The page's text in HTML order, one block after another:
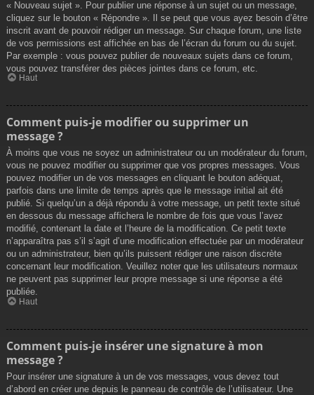
« Nouveau sujet ». Pour publier une réponse à un sujet ou un message,
cliquez sur le bouton « Répondre ». Il se peut que vous ayez besoin d’être
inscrit avant de pouvoir rédiger un message. Sur chaque forum, une liste
de vos permissions est affichée en bas de l’écran du forum ou du sujet.
Par exemple : vous pouvez publier de nouveaux sujets dans ce forum,
vous pouvez transférer des pièces jointes dans ce forum, etc.
Haut
Comment puis-je modifier ou supprimer un
message ?
À moins que vous ne soyez un administrateur ou un modérateur du forum,
vous ne pouvez modifier ou supprimer que vos propres messages. Vous
pouvez modifier un de vos messages en cliquant le bouton adéquat,
parfois dans une limite de temps après que le message initial ait été
publié. Si quelqu’un a déjà répondu à votre message, un petit texte situé
en dessous du message affichera le nombre de fois que vous l’avez
modifié, contenant la date et l’heure de la modification. Ce petit texte
n’apparaîtra pas s’il s’agit d’une modification effectuée par un modérateur
ou un administrateur, bien qu’ils puissent rédiger une raison discrète
concernant leur modification. Veuillez noter que les utilisateurs normaux
ne peuvent pas supprimer leur propre message si une réponse a été
publiée.
Haut
Comment puis-je insérer une signature à mon
message ?
Pour insérer une signature à un de vos messages, vous devez tout
d’abord en créer une depuis le panneau de contrôle de l’utilisateur. Une